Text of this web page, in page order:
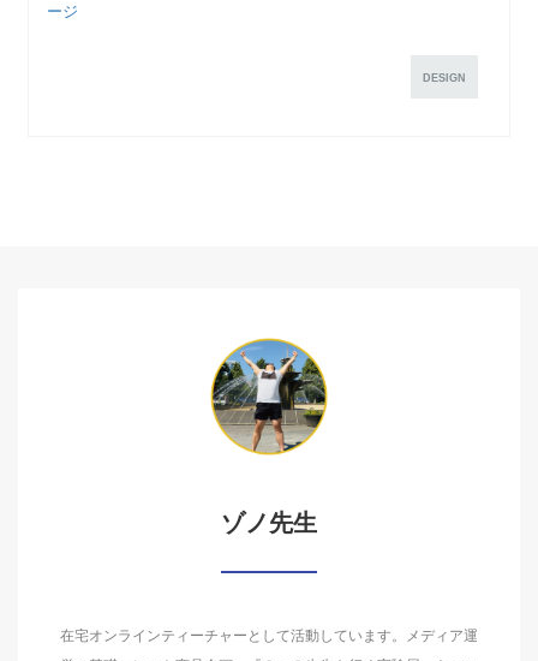
ージ
DESIGN
ゾノ先生
在宅オンラインティーチャーとして活動しています。メディア運